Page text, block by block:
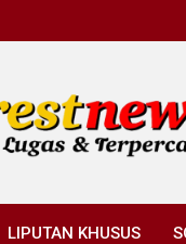
LIPUTAN KHUSUS